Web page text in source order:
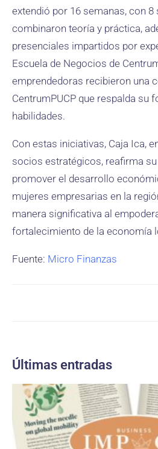
extendió por 16 semanas, con 8
combinaron teoría y práctica,
presenciales impartidos por
Escuela de Negocios de
emprendedoras recibieron una
CentrumPUCP que respalda su
habilidades.
Con estas iniciativas, Caja Ica,
socios estratégicos, reafirma
promover el desarrollo
mujeres empresarias en la
manera significativa al
fortalecimiento de la economía
Fuente: Micro Finanzas
Últimas entradas